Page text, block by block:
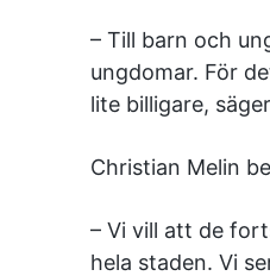
– Till barn och
ungdomar. För
lite billigare,
Christian Melin
– Vi vill att de
hela staden. Vi